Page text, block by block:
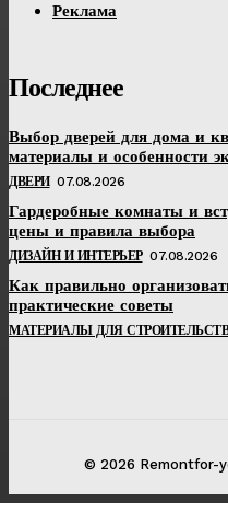
Реклама
Последнее
Выбор дверей для дома и
материалы и особенности
ДВЕРИ 07.08.2026
Гардеробные комнаты и
цены и правила выбора
ДИЗАЙН И ИНТЕРЬЕР 07.08.2026
Как правильно
практические советы
МАТЕРИАЛЫ ДЛЯ
© 2026 Remontfor-